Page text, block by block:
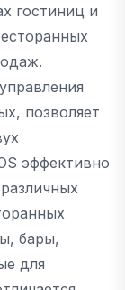
гостиниц и
позволяет
эффективно
бары,
для